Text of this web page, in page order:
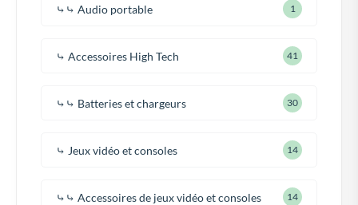
⤷⤷ Audio portable 1
⤷ Accessoires High Tech 41
⤷⤷ Batteries et chargeurs 30
⤷ Jeux vidéo et consoles 14
⤷⤷ Accessoires de jeux vidéo et consoles 14